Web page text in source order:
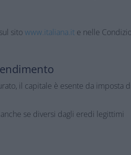
sitowww.italiana.ite nelle
il capitale è esente da imposta di
se diversi dagli eredi legittimi​